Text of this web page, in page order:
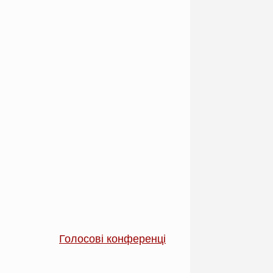
Голосові конференції на сервері